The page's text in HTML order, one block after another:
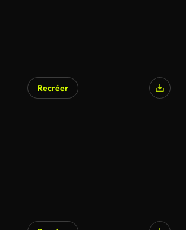
Recréer